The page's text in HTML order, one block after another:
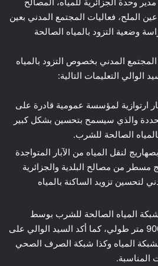
عين الملح، فعاليات المجتمع المدني بعين
وضعية التزود بالمياه الصالحة
المدني بخصوص التزود بالمياه
التعليمات التالية:
إسناد إنجاز 8 آبار ارتوازية لمؤسسة عمومية قادرة على
والذي سيسمح بتحسين بشكل كبير
الصالحة للشرب.
لنقل المياه من الآبار المتواجدة
مسطر من مصالح البلدية والجزائرية
لتحسين تزويد الساكنة بالمياه
المياه الصالحة للشرب بوسط
المدينة على مسافة 900 متر طولي، كما أكد السيد الوالي على
المياه وكذا شبكة الصرف الصحي
المناسبة.